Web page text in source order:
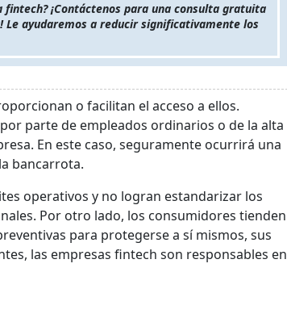
¡Contáctenos para una consulta gratuita
ayudaremos a reducir significativamente los
o facilitan el acceso a ellos.
parte de empleados ordinarios o de la alta
En este caso, seguramente ocurrirá una
bancarrota.
operativos y no logran estandarizar los
Por otro lado, los consumidores tienden
para protegerse a sí mismos, sus
las empresas fintech son responsables en